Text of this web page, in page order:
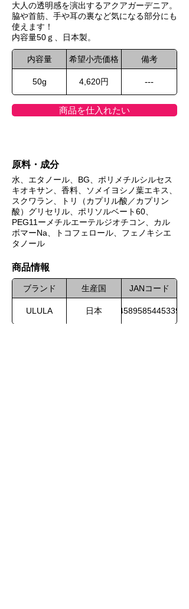
大人の透明感を演出するアクアガーデニア。
脇や首筋、手や耳の裏など気になる部分にも
使えます！
内容量50ｇ、日本製。
内容量 希望小売価格 備考
50g 4,620円 ---
商品を仕入れたい
原料・成分
水、エタノール、BG、ポリメチルシルセス
キオキサン、香料、ソメイヨシノ葉エキス、
スクワラン、トリ（カプリル酸／カプリン
酸）グリセリル、ポリソルベート60、
PEG11ーメチルエーテルジオチコン、カル
ボマーNa、トコフェロール、フェノキシエ
タノール
​商品情報
ブランド 生産国 JANコード
ULULA 日本 4589585445339